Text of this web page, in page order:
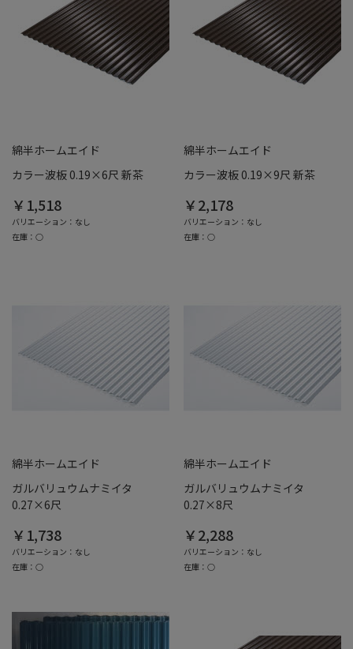
綿半ホームエイド
カラー波板 0.19×6尺 新茶
￥1,518
バリエーション：なし
在庫：○
綿半ホームエイド
カラー波板 0.19×9尺 新茶
￥2,178
バリエーション：なし
在庫：○
綿半ホームエイド
ガルバリュウムナミイタ
0.27×6尺
￥1,738
バリエーション：なし
在庫：○
綿半ホームエイド
ガルバリュウムナミイタ
0.27×8尺
￥2,288
バリエーション：なし
在庫：○